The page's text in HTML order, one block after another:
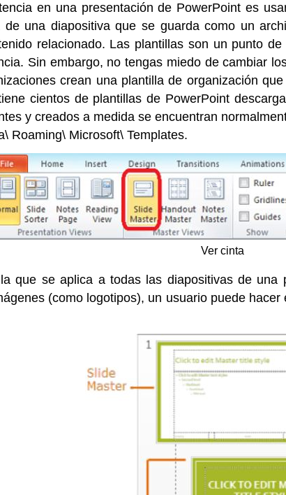
en una presentación de PowerPoint es
una diapositiva que se guarda como un
relacionado. Las plantillas son un punto
Sin embargo, no tengas miedo de cambiar
crean una plantilla de organización
cientos de plantillas de PowerPoint
y creados a medida se encuentran
Roaming\ Microsoft\ Templates.
Ver cinta
que se aplica a todas las diapositivas de una
(como logotipos), un usuario puede